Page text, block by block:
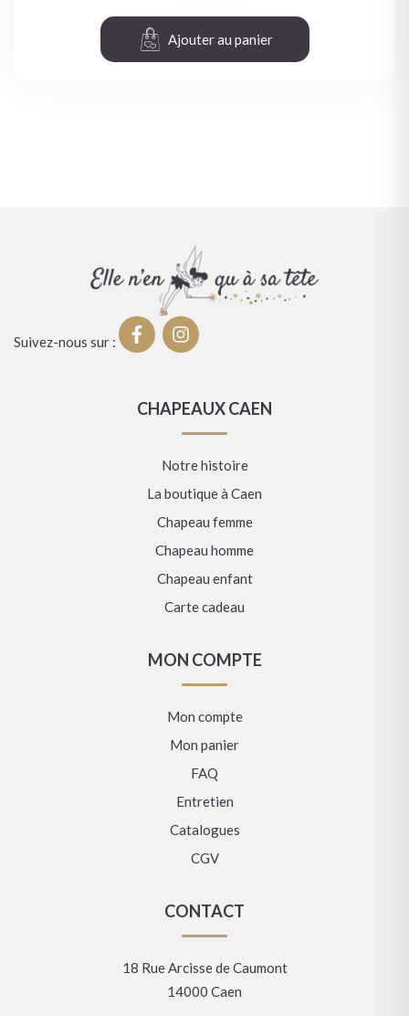
Ajouter au panier
Suivez-nous sur :
CHAPEAUX CAEN
Notre histoire
La boutique à Caen
Chapeau femme
Chapeau homme
Chapeau enfant
Carte cadeau
MON COMPTE
Mon compte
Mon panier
FAQ
Entretien
Catalogues
CGV
CONTACT
18 Rue Arcisse de Caumont
14000 Caen